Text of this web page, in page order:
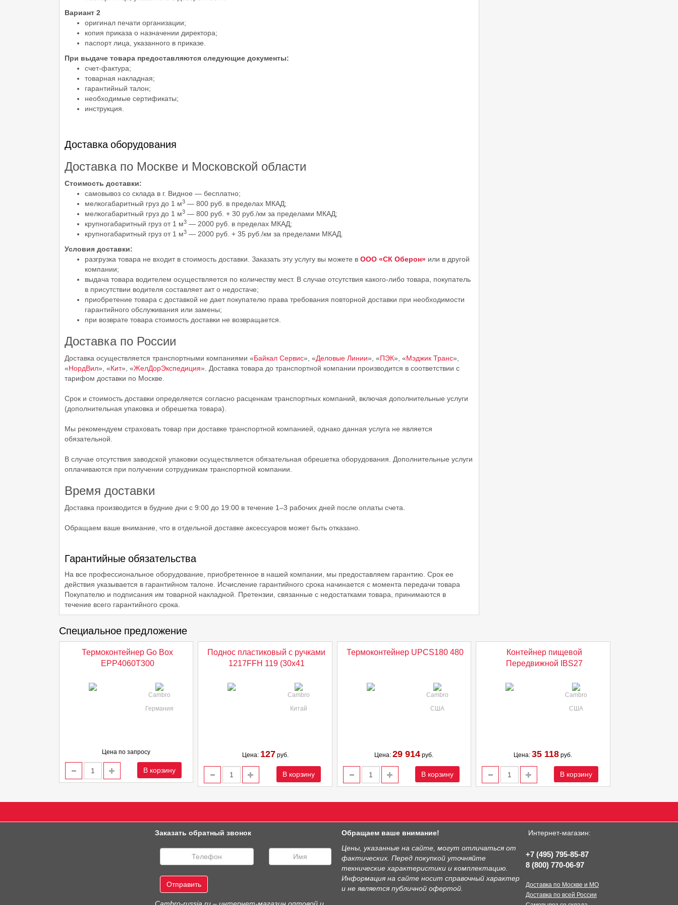
Вариант 2
оригинал печати организации;
копия приказа о назначении директора;
паспорт лица, указанного в приказе.
При выдаче товара предоставляются следующие документы:
счет-фактура;
товарная накладная;
гарантийный талон;
необходимые сертификаты;
инструкция.
Доставка оборудования
Доставка по Москве и Московской области
Стоимость доставки:
самовывоз со склада в г. Видное — бесплатно;
мелкогабаритный груз до 1 м3 — 800 руб. в пределах МКАД;
мелкогабаритный груз до 1 м3 — 800 руб. + 30 руб./км за пределами МКАД;
крупногабаритный груз от 1 м3 — 2000 руб. в пределах МКАД;
крупногабаритный груз от 1 м3 — 2000 руб. + 35 руб./км за пределами МКАД.
Условия доставки:
разгрузка товара не входит в стоимость доставки. Заказать эту услугу вы можете в ООО «СК Оберон» или в другой
компании;
выдача товара водителем осуществляется по количеству мест. В случае отсутствия какого-либо товара, покупатель
в присутствии водителя составляет акт о недостаче;
приобретение товара с доставкой не дает покупателю права требования повторной доставки при необходимости
гарантийного обслуживания или замены;
при возврате товара стоимость доставки не возвращается.
Доставка по России
Доставка осуществляется транспортными компаниями «Байкал Сервис», «Деловые Линии», «ПЭК», «Мэджик Транс»,
«НордВил», «Кит», «ЖелДорЭкспедиция». Доставка товара до транспортной компании производится в соответствии с
тарифом доставки по Москве.
Срок и стоимость доставки определяется согласно расценкам транспортных компаний, включая дополнительные услуги
(дополнительная упаковка и обрешетка товара).
Мы рекомендуем страховать товар при доставке транспортной компанией, однако данная услуга не является
обязательной.
В случае отсутствия заводской упаковки осуществляется обязательная обрешетка оборудования. Дополнительные услуги
оплачиваются при получении сотрудникам транспортной компании.
Время доставки
Доставка производится в будние дни с 9:00 до 19:00 в течение 1–3 рабочих дней после оплаты счета.
Обращаем ваше внимание, что в отдельной доставке аксессуаров может быть отказано.
Гарантийные обязательства
На все профессиональное оборудование, приобретенное в нашей компании, мы предоставляем гарантию. Срок ее
действия указывается в гарантийном талоне. Исчисление гарантийного срока начинается с момента передачи товара
Покупателю и подписания им товарной накладной. Претензии, связанные с недостатками товара, принимаются в
течение всего гарантийного срока.
Специальное предложение
Термоконтейнер Go Box
EPP4060T300
Cambro
Германия
Цена по запросу
В корзину
Поднос пластиковый с ручками
1217FFH 119 (30х41
Cambro
Китай
Цена: 127 руб.
В корзину
Термоконтейнер UPCS180 480
Cambro
США
Цена:29 914 руб.
В корзину
Контейнер пищевой
Передвижной IBS27
Cambro
США
Цена:35 118 руб.
В корзину
Заказать обратный звонок
Отправить
Обращаем ваше внимание!
Цены, указанные на сайте, могут отличаться от
фактических. Перед покупкой уточняйте
технические характеристики и комплектацию.
Информация на сайте носит справочный характер
и не является публичной офертой.
Интернет-магазин:
+7 (495) 795-85-87
8 (800) 770-06-97
Доставка по Москве и МО
Доставка по всей России